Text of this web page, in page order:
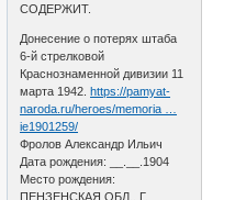
СОДЕРЖИТ.
Донесение о потерях штаба
6-й стрелковой
Краснознаменной дивизии 11
марта 1942.https://pamyat-
naroda.ru/heroes/memoria …
ie1901259/
Фролов Александр Ильич
Дата рождения: __.__.1904
Место рождения:
ПЕНЗЕНСКАЯ ОБЛ., Г.